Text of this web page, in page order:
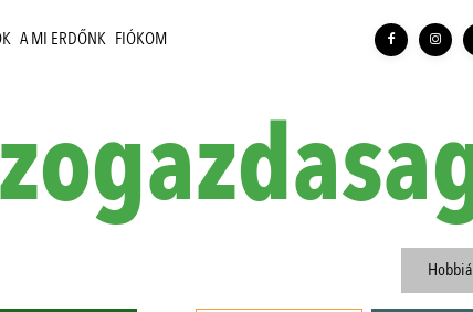
A MI ERDŐNK FIÓKOM